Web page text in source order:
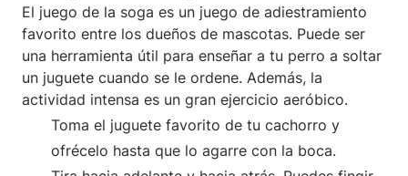
El juego de la soga es un juego de adiestramiento
favorito entre los dueños de mascotas. Puede ser
una herramienta útil para enseñar a tu perro a soltar
un juguete cuando se le ordene. Además, la
actividad intensa es un gran ejercicio aeróbico.
Toma el juguete favorito de tu cachorro y
ofrécelo hasta que lo agarre con la boca.